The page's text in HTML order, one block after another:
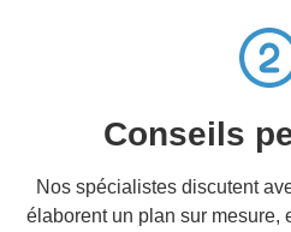
Conseils
Nos spécialistes discutent
élaborent un plan sur mesure,